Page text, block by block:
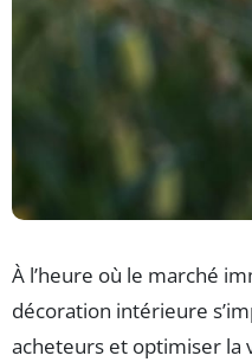
À l’heure où le marché
décoration intérieure
acheteurs et optimiser la